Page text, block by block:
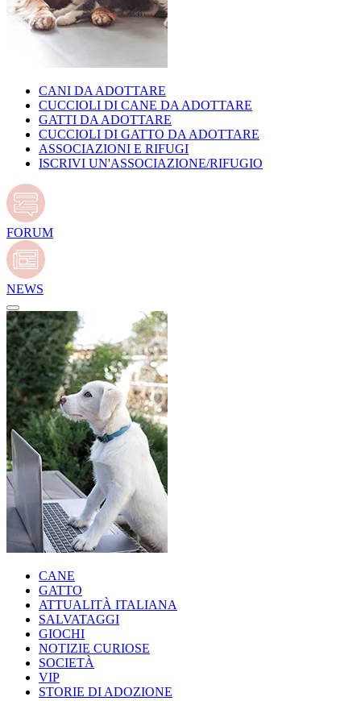
CANI DA ADOTTARE
CUCCIOLI DI CANE DA ADOTTARE
GATTI DA ADOTTARE
CUCCIOLI DI GATTO DA ADOTTARE
ASSOCIAZIONI E RIFUGI
ISCRIVI UN'ASSOCIAZIONE/RIFUGIO
FORUM
NEWS
CANE
GATTO
ATTUALITÀ ITALIANA
SALVATAGGI
GIOCHI
NOTIZIE CURIOSE
SOCIETÀ
VIP
STORIE DI ADOZIONE